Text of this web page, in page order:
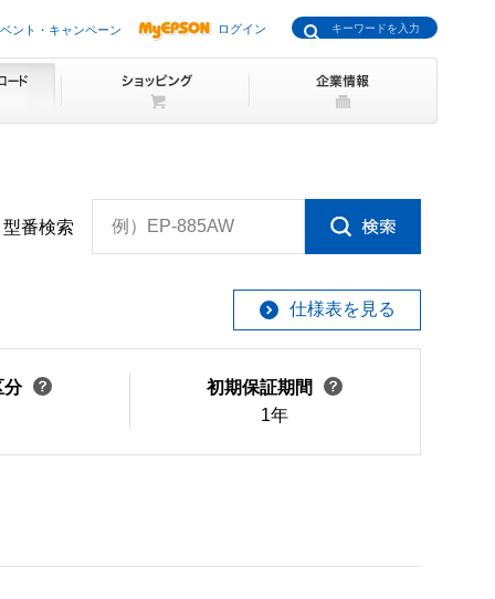
ント・キャンペーン ログイン
型番検索 例）EP-885AW
仕様表を見る
分
初期保証期間
1年